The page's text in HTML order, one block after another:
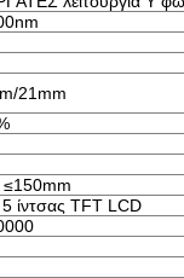
21mm
ίντσας TFT LCD